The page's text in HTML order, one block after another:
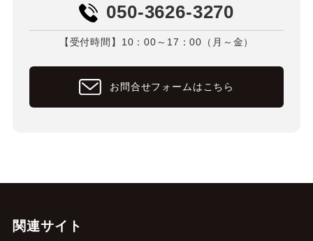
050-3626-3270
【受付時間】10：00～17：00（月～金）
お問合せフォームはこちら
関連サイト